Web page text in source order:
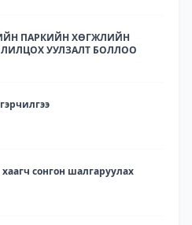
ПАРКИЙН ХӨГЖЛИЙН
УУЛЗАЛТ БОЛЛОО
сонгон шалгаруулах